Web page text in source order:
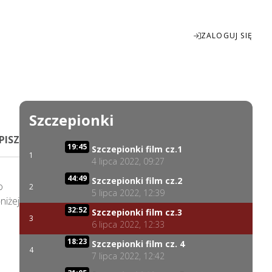
ZALOGUJ SIĘ
Enter
fullscreenSzczepionki
1
19:45 Szczepionki film cz.1
4 lipca 2022, 09:27
2
44:49 Szczepionki film cz.2
5 lipca 2022, 12:39
3
32:52 Szczepionki film cz.3
6 lipca 2022, 12:33
4
18:23 Szczepionki film cz. 4
7 lipca 2022, 12:42